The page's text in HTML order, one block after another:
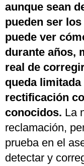
aunque sean
pueden ser
puede ver
durante años,
real de
queda
rectificación
conocidos. La
reclamación,
prueba en el
detectar y